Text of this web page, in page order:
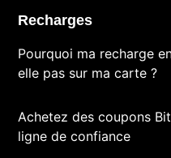
Recharges
Pourquoi ma recharge
elle pas sur ma carte ?
Achetez des coupons
ligne de confiance